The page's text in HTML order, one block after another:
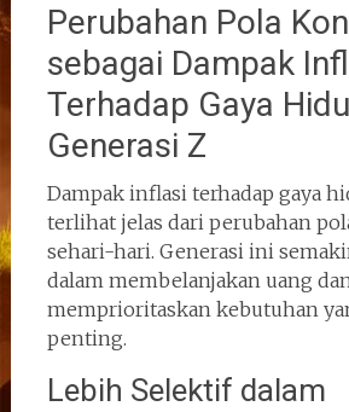
Perubahan Pola
sebagai Dampak
Terhadap Gaya
Generasi Z
Dampak inflasi terhadap gaya
terlihat jelas dari perubahan
sehari-hari. Generasi ini
dalam membelanjakan uang
memprioritaskan kebutuhan
penting.
Lebih Selektif dalam